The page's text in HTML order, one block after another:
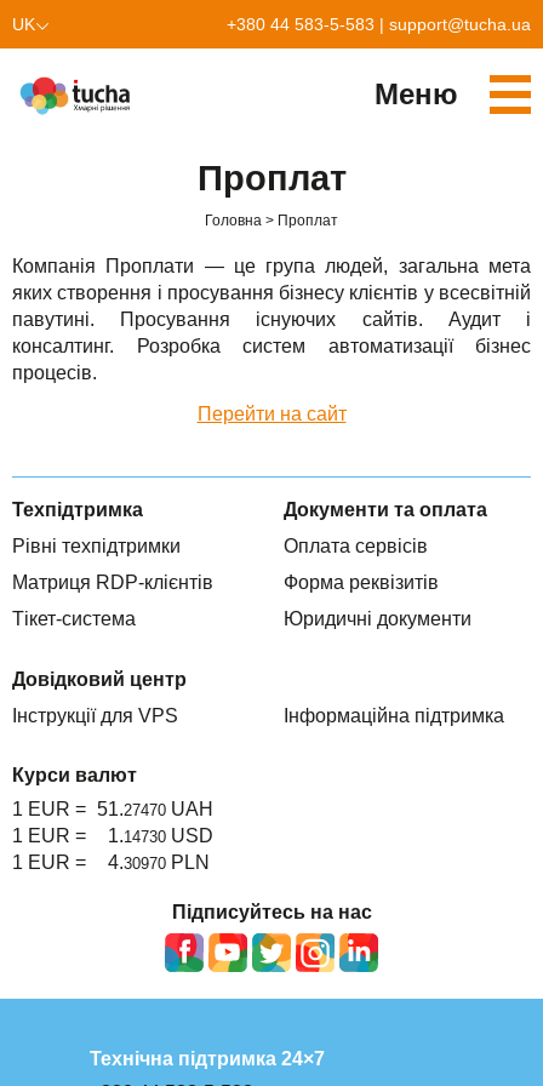
UK +380 44 583-5-583 | support@tucha.ua
Меню
TuchaFlex+
TuchaBit+
TuchaBit
TuchaBackup
TuchaHosting
TuchaSync
Бухгалтерія у хмарі
Хмари для e-commerce
Хостиг сайтів на Laravel
Віддалений офіс
Реселінг хостингу
Партнерство
Стати партнером
Наші партнери
Відгуки
Блог
Кар'єра
Контакти
Проплат
Головна Проплат
Компанія Проплати — це група людей, загальна мета
яких створення і просування бізнесу клієнтів у всесвітній
павутині. Просування існуючих сайтів. Аудит і
консалтинг. Розробка систем автоматизації бізнес
процесів.
Перейти на сайт
Техпідтримка
Рівні техпідтримки
Матриця RDP-клієнтів
Тікет-система
Документи та оплата
Оплата сервісів
Форма реквізитів
Юридичні документи
Довідковий центр
Інструкції для VPS
Інформаційна підтримка
Курси валют
1 EUR = 51.27470 UAH
1 EUR =
1.14730 USD
1 EUR =
4.30970 PLN
Підписуйтесь на нас
Технічна підтримка 24×7